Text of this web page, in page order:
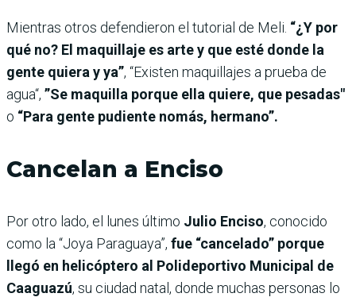
Mientras otros defendieron el tutorial de Meli. “¿Y por
qué no? El maquillaje es arte y que esté donde la
gente quiera y ya”, “Existen maquillajes a prueba de
agua“, ”Se maquilla porque ella quiere, que pesadas"
o “Para gente pudiente nomás, hermano”.
Cancelan a Enciso
Por otro lado, el lunes último Julio Enciso, conocido
como la “Joya Paraguaya”, fue “cancelado” porque
llegó en helicóptero al Polideportivo Municipal de
Caaguazú, su ciudad natal, donde muchas personas lo